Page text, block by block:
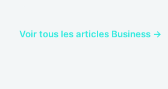
Voir tous les articles Business →